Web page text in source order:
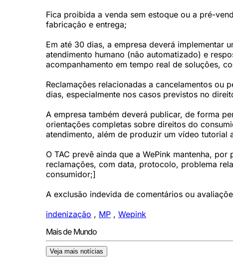
Fica proibida a venda sem estoque ou a pré-
fabricação e entrega;
Em até 30 dias, a empresa deverá implementar
atendimento humano (não automatizado) e
acompanhamento em tempo real de soluções,
Reclamações relacionadas a cancelamentos ou
dias, especialmente nos casos previstos no
A empresa também deverá publicar, de forma
orientações completas sobre direitos do
atendimento, além de produzir um vídeo tutorial
O TAC prevê ainda que a WePink mantenha,
reclamações, com data, protocolo, problema
consumidor;]
A exclusão indevida de comentários ou
indenização , MP , Wepink
Mais de Mundo
Veja mais notícias